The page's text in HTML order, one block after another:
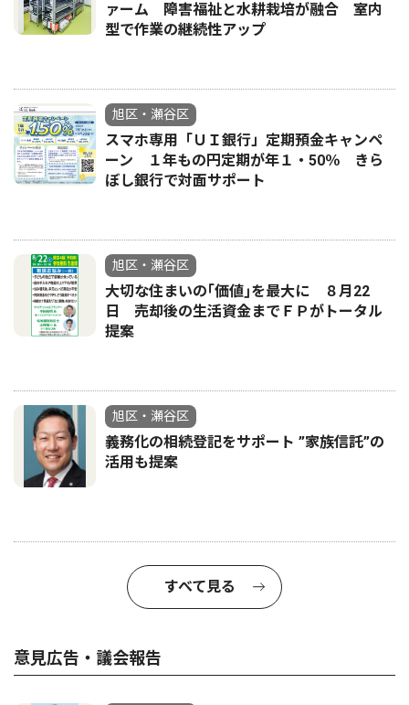
ァーム 障害福祉と水耕栽培が融合 室内
型で作業の継続性アップ
旭区・瀬谷区
スマホ専用「ＵＩ銀行」定期預金キャンペ
ーン １年もの円定期が年１・50％ きら
ぼし銀行で対面サポート
旭区・瀬谷区
大切な住まいの｢価値｣を最大に ８月22
日 売却後の生活資金までＦＰがトータル
提案
旭区・瀬谷区
義務化の相続登記をサポート ”家族信託”の
活用も提案
すべて見る
意見広告・議会報告